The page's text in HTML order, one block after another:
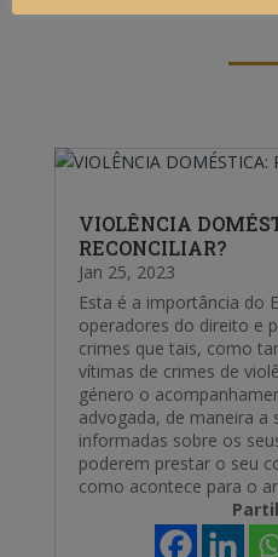
VIOLÊNCIA
RECONCILIAR?
Jan 25, 2023
Esta é a importância do
operadores do direito e
crimes que tais, como
vítimas de crimes de
género o
advogada, de maneira a
informadas sobre os
poderem prestar o seu
como acontece para o